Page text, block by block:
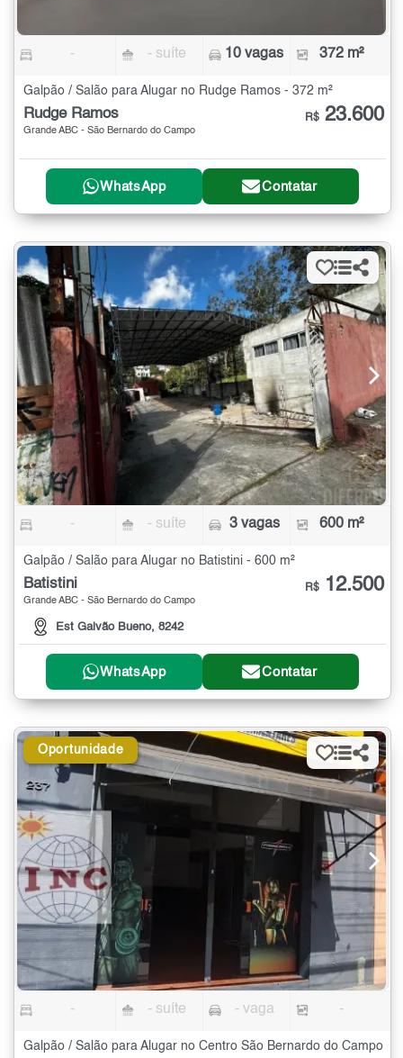
- - suíte 10 vagas 372 m²
Galpão / Salão para Alugar no Rudge Ramos - 372 m²
Rudge Ramos
Grande ABC - São Bernardo do Campo
R$ 23.600
WhatsApp Contatar
- - suíte 3 vagas 600 m²
Galpão / Salão para Alugar no Batistini - 600 m²
Batistini
Grande ABC - São Bernardo do Campo
Est Galvão Bueno, 8242
R$ 12.500
WhatsApp Contatar
Oportunidade
- - suíte - vaga -
Galpão / Salão para Alugar no Centro São Bernardo do Campo